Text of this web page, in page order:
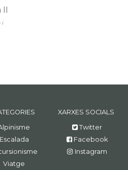
i
II
Escalada
Viatge
XARXES SOCIALS
Twitter
Facebook
Instagram